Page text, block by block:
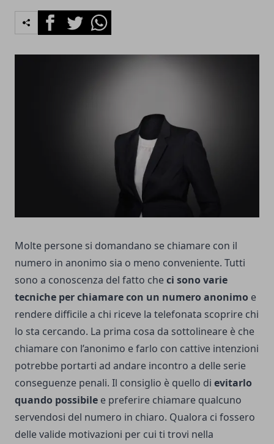
FacebookTwitterWhatsapp
Molte persone si domandano se chiamare con il
numero in anonimo sia o meno conveniente. Tutti
sono a conoscenza del fatto checi sono varie
tecniche per chiamare con un numero anonimo e
rendere difficile a chi riceve la telefonata scoprire chi
lo sta cercando. La prima cosa da sottolineare è che
chiamare con l’anonimo e farlo con cattive intenzioni
potrebbe portarti ad andare incontro a delle serie
conseguenze penali. Il consiglio è quello di evitarlo
quando possibile e preferire chiamare qualcuno
servendosi del numero in chiaro. Qualora ci fossero
delle valide motivazioni per cui ti trovi nella